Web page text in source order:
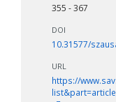
355 - 367
DOI
10.31577/
URL
https://